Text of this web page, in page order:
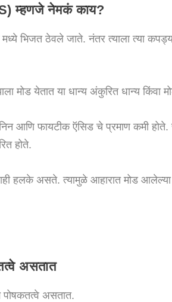
) म्हणजे नेमकं काय?
भिजत ठेवले जाते. नंतर त्याला त्या
मोड येतात या धान्य अंकुरित धान्य किंवा
आणि फायटीक ऍसिड चे प्रमाण कमी होते.
होते.
हलके असते. त्यामुळे आहारात मोड आलेल्या
असतात
पोषकतत्वे असतात.